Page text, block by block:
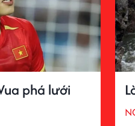
phá lưới